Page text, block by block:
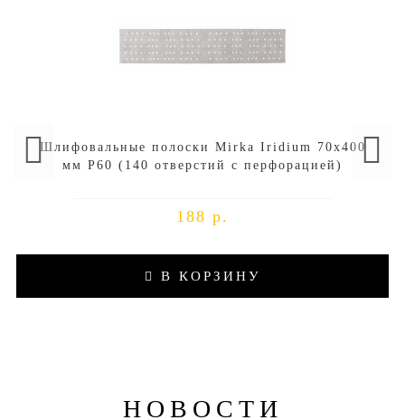
Шлифовальные полоски Mirka Iridium 70х400
мм P60 (140 отверстий с перфорацией)
188 р.
В КОРЗИНУ
НОВОСТИ